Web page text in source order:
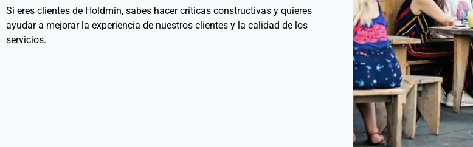
Si eres clientes de Holdmin, sabes hacer críticas constructivas y quieres
ayudar a mejorar la experiencia de nuestros clientes y la calidad de los
servicios.